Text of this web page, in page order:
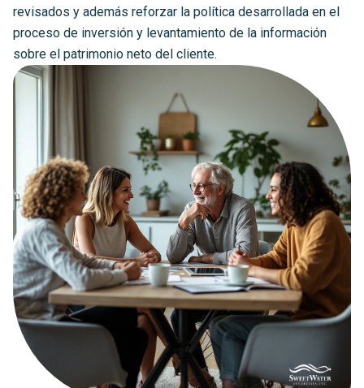
revisados y además reforzar la política desarrollada en el
proceso de inversión y levantamiento de la información
sobre el patrimonio neto del cliente.